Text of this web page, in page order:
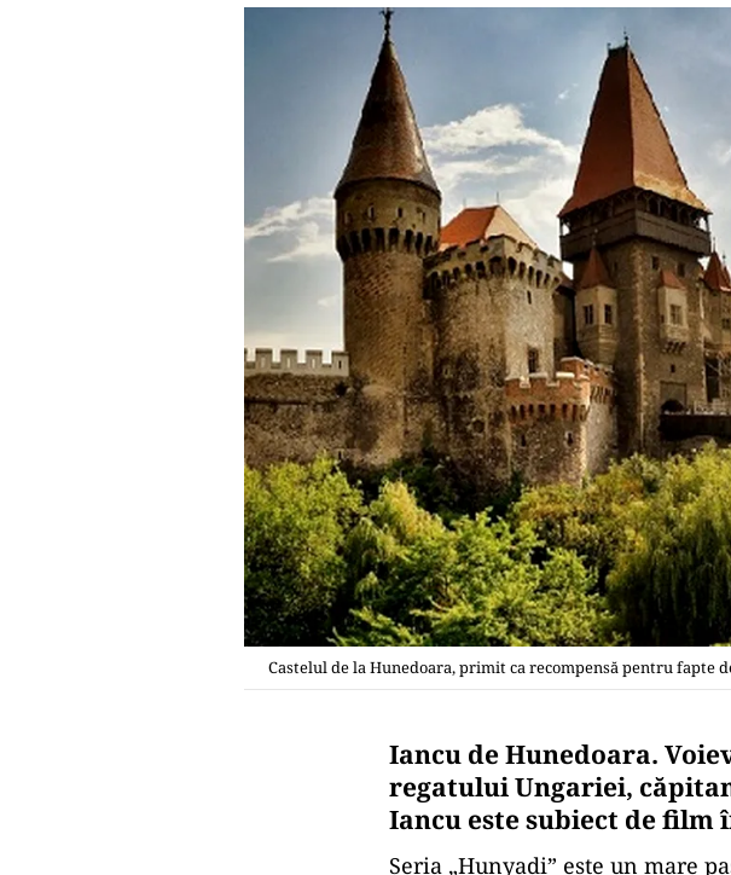
Castelul de la Hunedoara, primit ca recompensă pentru fapte
Iancu de Hunedoara.
regatului Ungariei,
Iancu este subiect de film
Seria „Hunyadi” este un mare